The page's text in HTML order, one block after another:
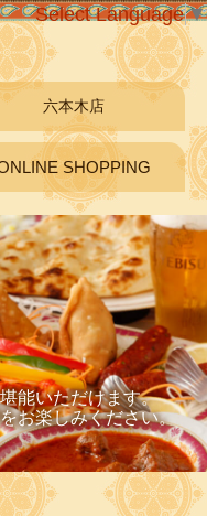
Select Language▼
六本木店
SHOPPING
能いただけます。
お楽しみください。